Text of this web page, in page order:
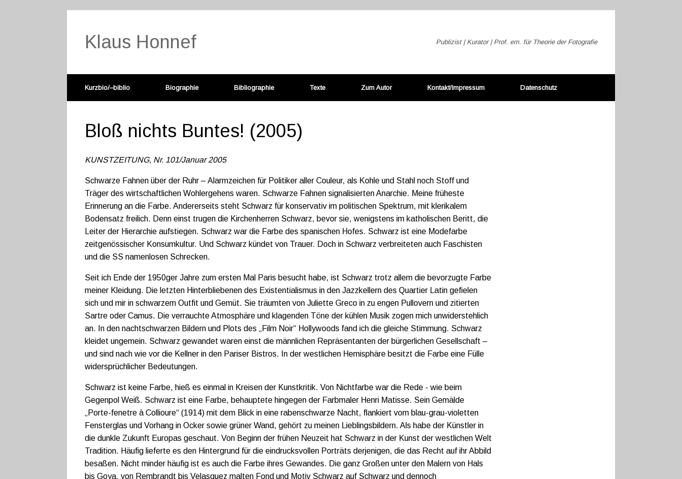
Klaus Honnef Publizist | Kurator | Prof. em. für Theorie der Fotografie
Kurzbio/–biblio Biographie Bibliographie Texte Zum Autor Kontakt/Impressum Datenschutz
Bloß nichts Buntes! (2005)
KUNSTZEITUNG, Nr. 101/Januar 2005
Schwarze Fahnen über der Ruhr – Alarmzeichen für Politiker aller Couleur, als Kohle und Stahl noch Stoff und
Träger des wirtschaftlichen Wohlergehens waren. Schwarze Fahnen signalisierten Anarchie. Meine früheste
Erinnerung an die Farbe. Andererseits steht Schwarz für konservativ im politischen Spektrum, mit klerikalem
Bodensatz freilich. Denn einst trugen die Kirchenherren Schwarz, bevor sie, wenigstens im katholischen Beritt, die
Leiter der Hierarchie aufstiegen. Schwarz war die Farbe des spanischen Hofes. Schwarz ist eine Modefarbe
zeitgenössischer Konsumkultur. Und Schwarz kündet von Trauer. Doch in Schwarz verbreiteten auch Faschisten
und die SS namenlosen Schrecken.
Seit ich Ende der 1950ger Jahre zum ersten Mal Paris besucht habe, ist Schwarz trotz allem die bevorzugte Farbe
meiner Kleidung. Die letzten Hinterbliebenen des Existentialismus in den Jazzkellern des Quartier Latin gefielen
sich und mir in schwarzem Outfit und Gemüt. Sie träumten von Juliette Greco in zu engen Pullovern und zitierten
Sartre oder Camus. Die verrauchte Atmosphäre und klagenden Töne der kühlen Musik zogen mich unwiderstehlich
an. In den nachtschwarzen Bildern und Plots des „Film Noir“ Hollywoods fand ich die gleiche Stimmung. Schwarz
kleidet ungemein. Schwarz gewandet waren einst die männlichen Repräsentanten der bürgerlichen Gesellschaft –
und sind nach wie vor die Kellner in den Pariser Bistros. In der westlichen Hemisphäre besitzt die Farbe eine Fülle
widersprüchlicher Bedeutungen.
Schwarz ist keine Farbe, hieß es einmal in Kreisen der Kunstkritik. Von Nichtfarbe war die Rede - wie beim
Gegenpol Weiß. Schwarz ist eine Farbe, behauptete hingegen der Farbmaler Henri Matisse. Sein Gemälde
„Porte-fenetre à Collioure“ (1914) mit dem Blick in eine rabenschwarze Nacht, flankiert vom blau-grau-violetten
Fensterglas und Vorhang in Ocker sowie grüner Wand, gehört zu meinen Lieblingsbildern. Als habe der Künstler in
die dunkle Zukunft Europas geschaut. Von Beginn der frühen Neuzeit hat Schwarz in der Kunst der westlichen Welt
Tradition. Häufig lieferte es den Hintergrund für die eindrucksvollen Porträts derjenigen, die das Recht auf ihr Abbild
besaßen. Nicht minder häufig ist es auch die Farbe ihres Gewandes. Die ganz Großen unter den Malern von Hals
bis Goya, von Rembrandt bis Velasquez malten Fond und Motiv Schwarz auf Schwarz und dennoch